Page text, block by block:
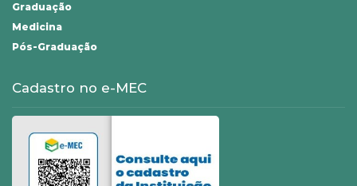
Graduação
Medicina
Pós-Graduação
Cadastro no e-MEC